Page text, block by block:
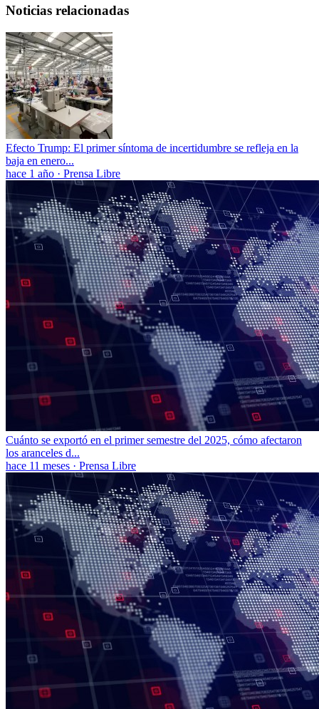
Noticias relacionadas
Efecto Trump: El primer síntoma de incertidumbre se refleja en la
baja en enero...
hace 1 año · Prensa Libre
Cuánto se exportó en el primer semestre del 2025, cómo afectaron
los aranceles d...
hace 11 meses · Prensa Libre